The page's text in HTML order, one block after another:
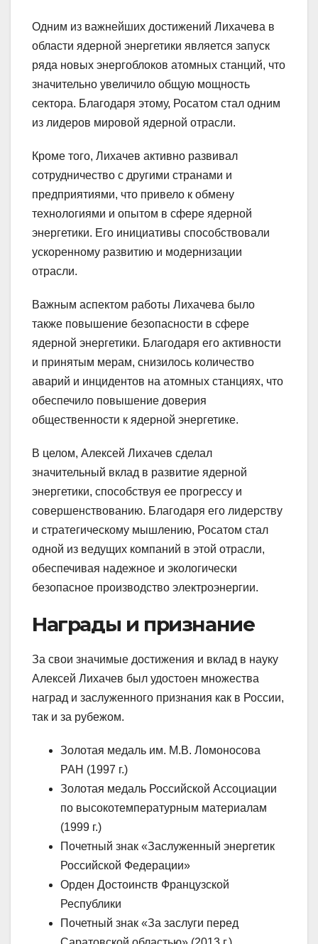
Одним из важнейших достижений Лихачева в
области ядерной энергетики является запуск
ряда новых энергоблоков атомных станций, что
значительно увеличило общую мощность
сектора. Благодаря этому, Росатом стал одним
из лидеров мировой ядерной отрасли.
Кроме того, Лихачев активно развивал
сотрудничество с другими странами и
предприятиями, что привело к обмену
технологиями и опытом в сфере ядерной
энергетики. Его инициативы способствовали
ускоренному развитию и модернизации
отрасли.
Важным аспектом работы Лихачева было
также повышение безопасности в сфере
ядерной энергетики. Благодаря его активности
и принятым мерам, снизилось количество
аварий и инцидентов на атомных станциях, что
обеспечило повышение доверия
общественности к ядерной энергетике.
В целом, Алексей Лихачев сделал
значительный вклад в развитие ядерной
энергетики, способствуя ее прогрессу и
совершенствованию. Благодаря его лидерству
и стратегическому мышлению, Росатом стал
одной из ведущих компаний в этой отрасли,
обеспечивая надежное и экологически
безопасное производство электроэнергии.
Награды и признание
За свои значимые достижения и вклад в науку
Алексей Лихачев был удостоен множества
наград и заслуженного признания как в России,
так и за рубежом.
Золотая медаль им. М.В. Ломоносова
РАН (1997 г.)
Золотая медаль Российской Ассоциации
по высокотемпературным материалам
(1999 г.)
Почетный знак «Заслуженный энергетик
Российской Федерации»
Орден Достоинств Французской
Республики
Почетный знак «За заслуги перед